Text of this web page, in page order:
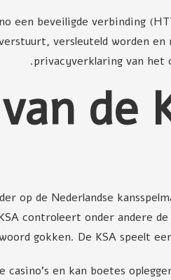
een beveiligde verbinding
versleuteld worden
privacyverklaring van het
op de Nederlandse
controleert onder andere
gokken. De KSA speelt
en kan boetes